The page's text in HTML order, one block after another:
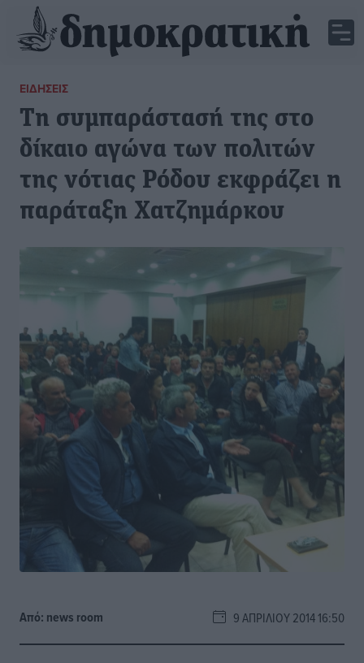
ΕΙΔΉΣΕΙΣ
Τη συμπαράστασή της στο
δίκαιο αγώνα των πολιτών
της νότιας Ρόδου εκφράζει η
παράταξη Χατζημάρκου
Από: news room 9 ΑΠΡΙΛΊΟΥ 2014 16:50